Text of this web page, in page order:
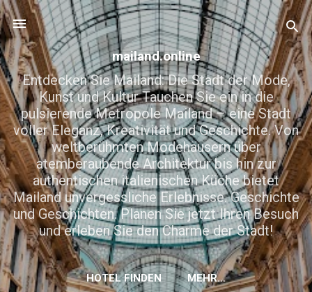
Direkt zum Hauptbereich
mailand.online
Entdecken Sie Mailand: Die Stadt der Mode,
Kunst und Kultur Tauchen Sie ein in die
pulsierende Metropole Mailand – eine Stadt
voller Eleganz, Kreativität und Geschichte. Von
weltberühmten Modehäusern über
atemberaubende Architektur bis hin zur
authentischen italienischen Küche bietet
Mailand unvergessliche Erlebnisse. Geschichte
und Geschichten. Planen Sie jetzt Ihren Besuch
und erleben Sie den Charme der Stadt!
HOTEL FINDEN MEHR…